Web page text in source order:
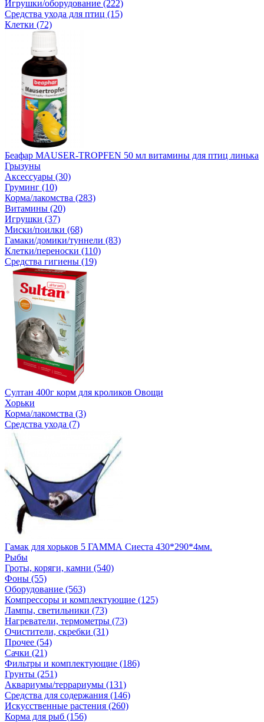
Игрушки/оборудование (222)
Средства ухода для птиц (15)
Клетки (72)
Беафар MAUSER-TROPFEN 50 мл витамины для птиц линька
Грызуны
Аксессуары (30)
Груминг (10)
Корма/лакомства (283)
Витамины (20)
Игрушки (37)
Миски/поилки (68)
Гамаки/домики/туннели (83)
Клетки/переноски (110)
Средства гигиены (19)
Султан 400г корм для кроликов Овощи
Хорьки
Корма/лакомства (3)
Средства ухода (7)
Гамак для хорьков 5 ГАММА Сиеста 430*290*4мм.
Рыбы
Гроты, коряги, камни (540)
Фоны (55)
Оборудование (563)
Компрессоры и комплектующие (125)
Лампы, светильники (73)
Нагреватели, термометры (73)
Очистители, скребки (31)
Прочее (54)
Сачки (21)
Фильтры и комплектующие (186)
Грунты (251)
Аквариумы/террариумы (131)
Средства для содержания (146)
Искусственные растения (260)
Корма для рыб (156)